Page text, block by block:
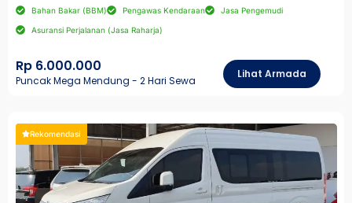
Bahan Bakar (BBM) Pengawas Kendaraan Jasa Pengemudi
Asuransi Perjalanan (Jasa Raharja)
Rp 6.000.000
Puncak Mega Mendung - 2 Hari Sewa
Lihat Armada
Rekomendasi